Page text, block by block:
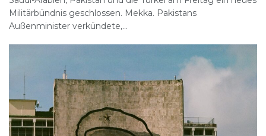
Militärbündnis geschlossen. Mekka. Pakistans
Außenminister verkündete,...